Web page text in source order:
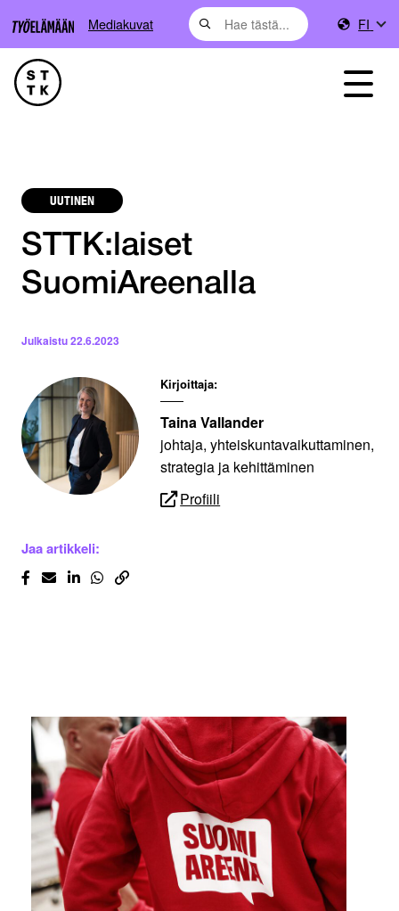
Mediakuvat FI
UUTINEN
STTK:laiset
SuomiAreenalla
Julkaistu22.6.2023
Kirjoittaja:
Taina Vallander
johtaja, yhteiskuntavaikuttaminen,
strategia ja kehittäminen
Profiili
Jaa artikkeli: